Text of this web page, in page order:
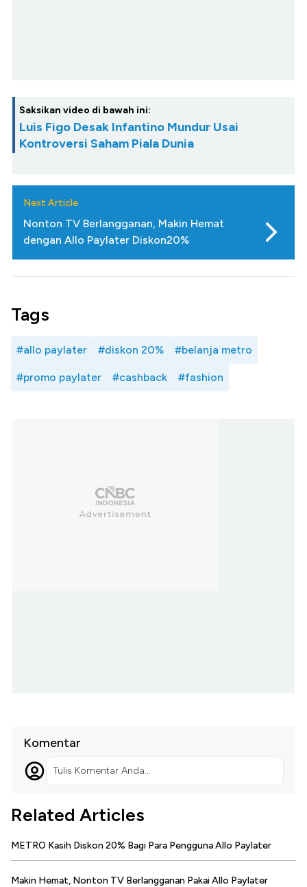
Saksikan video di bawah ini:
Luis Figo Desak Infantino Mundur Usai
Kontroversi Saham Piala Dunia
Next Article
Nonton TV Berlangganan, Makin Hemat
dengan Allo Paylater Diskon20%
Tags
#allo paylater #diskon 20% #belanja metro
#promo paylater #cashback #fashion
Komentar
Tulis Komentar Anda...
Related Articles
METRO Kasih Diskon 20% Bagi Para Pengguna Allo Paylater
Makin Hemat, Nonton TV Berlangganan Pakai Allo Paylater